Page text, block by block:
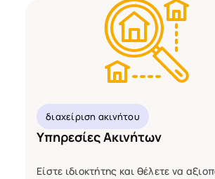
διαχείριση ακινήτου
Υπηρεσίες Ακινήτων
Είστε ιδιοκτήτης και θέλετε να